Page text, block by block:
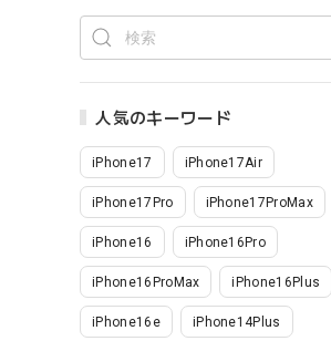
人気のキーワード
iPhone17 iPhone17Air
iPhone17Pro iPhone17ProMax
iPhone16 iPhone16Pro
iPhone16ProMax iPhone16Plus
iPhone16e iPhone14Plus